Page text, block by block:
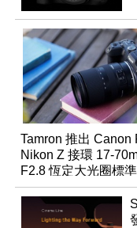
Tamron 推出 Canon
Nikon Z 接環 17-
F2.8 恆定大光圈標
鏡